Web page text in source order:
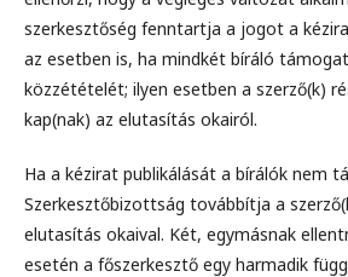
szerkesztőség fenntartja a jogot a
az esetben is, ha mindkét bíráló
közzétételét; ilyen esetben a szerző(k)
kap(nak) az elutasítás okairól.
Ha a kézirat publikálását a bírálók nem
Szerkesztőbizottság továbbítja a
elutasítás okaival. Két, egymásnak
esetén a főszerkesztő egy harmadik